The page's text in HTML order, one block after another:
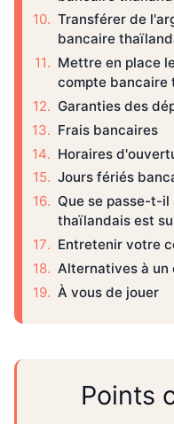
Transférer de
bancaire
Mettre en place
compte bancaire
Garanties des
Frais bancaires
Horaires
Jours fériés
Que se passe-t-
thaïlandais est
Entretenir votre
Alternatives à
À vous de jouer
Points